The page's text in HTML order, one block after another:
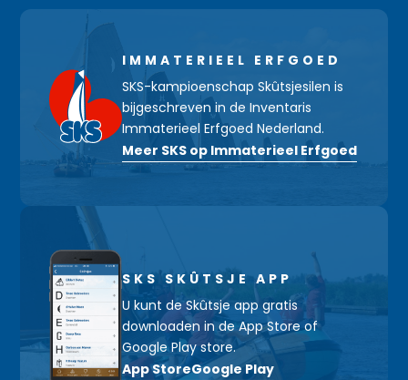
IMMATERIEEL ERFGOED
SKS-kampioenschap Skûtsjesilen is
bijgeschreven in de Inventaris
Immaterieel Erfgoed Nederland.
Meer SKS op Immaterieel Erfgoed
SKS SKÛTSJE APP
U kunt de Skûtsje app gratis
downloaden in de App Store of
Google Play store.
App StoreGoogle Play